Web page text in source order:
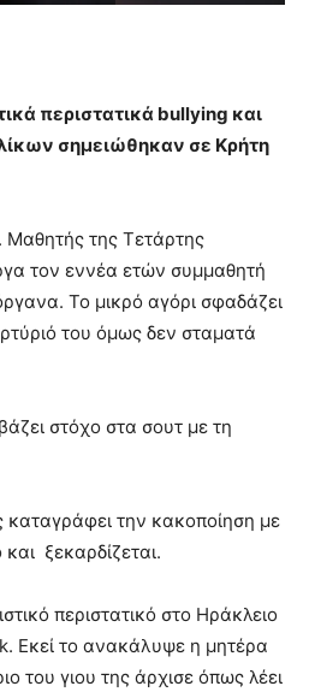
περιστατικά bullying και
σημειώθηκαν σε Κρήτη
Μαθητής της Τετάρτης
τον εννέα ετών συμμαθητή
Το μικρό αγόρι σφαδάζει
του όμως δεν σταματά
στόχο στα σουτ με τη
καταγράφει την κακοποίηση με
ξεκαρδίζεται.
περιστατικό στο Ηράκλειο
Εκεί το ανακάλυψε η μητέρα
του γιου της άρχισε όπως λέει